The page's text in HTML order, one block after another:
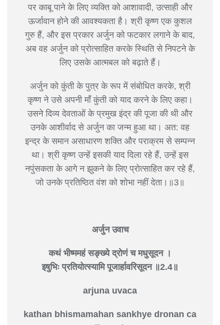
पर काबू पाने के लिए व्यक्ति को आशावादी, उत्साही और
ऊर्जावान होने की आवश्यकता है। श्री कृष्ण एक कुशल
गुरु हैं, और इस प्रकार अर्जुन को फटकार लगाने के बाद,
अब वह अर्जुन को प्रोत्साहित करके स्थिति से निपटने के
लिए उसके आत्मबल को बढ़ाते हैं।
अर्जुन को कुंती के पुत्र के रूप में संबोधित करके, श्री
कृष्ण ने उसे अपनी माँ कुंती को याद करने के लिए कहा।
उसने दिव्य देवताओं के प्रमुख इंद्र की पूजा की थी और
उनके आशीर्वाद से अर्जुन का जन्म हुआ था। अत: वह
इन्द्र के समान असाधारण शक्ति और पराक्रम से सम्पन्न
था। श्री कृष्ण उन्हें इसकी याद दिला रहे हैं, उन्हें इस
नपुंसकता के आगे न झुकने के लिए प्रोत्साहित कर रहे हैं,
जो उनके प्रतिष्ठित वंश को शोभा नहीं देता।॥3॥
अर्जुन उवाच
कथं भीष्ममहं सङ्‍ख्ये द्रोणं च मधुसूदन ।
इषुभिः प्रतियोत्स्यामि पूजार्हावरिसूदन ॥2.4॥
arjuna uvaca
kathan bhismamahan sankhye dronan ca